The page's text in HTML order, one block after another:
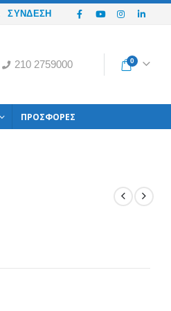
ΣΎΝΔΕΣΗ
210 2759000 0
ΠΡΟΣΦΟΡΈΣ